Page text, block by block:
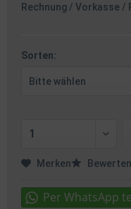
Rechnung / Vorkasse /
Sorten:
Merken Bewerten